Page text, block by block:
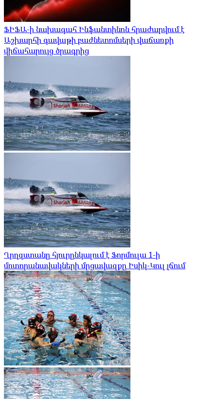
ՖԻՖԱ-ի նախագահ Ինֆանտինոն հրաժարվում է
Աշխարհի գավաթի բաժնետոմսերի վաճառքի
վիճահարույց ծրագրից
Ղրղզստանը հյուրընկալում է Ֆորմուլա 1-ի
մոտորանավակների մրցավազքը Իսիկ-Կուլ լճում